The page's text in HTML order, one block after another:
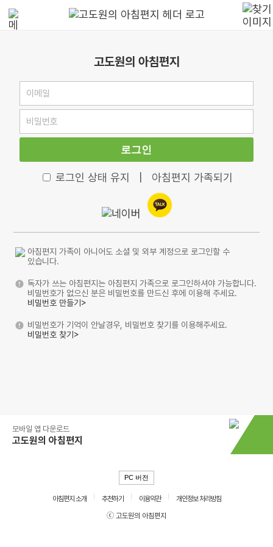
고도원의 아침편지
로그인
로그인 상태 유지 아침편지 가족되기
아침편지 가족이 아니어도 소셜 및 외부 계정으로 로그인할 수
있습니다.
독자가 쓰는 아침편지는 아침편지 가족으로 로그인하셔야 가능합니다.
비밀번호가 없으신 분은 비밀번호를 만드신 후에 이용해 주세요.
비밀번호 만들기>
비밀번호가 기억이 안날경우, 비밀번호 찾기를 이용해주세요.
비밀번호 찾기>
모바일 앱 다운로드
고도원의 아침편지
PC 버전
아침편지 소개 추천하기 이용약관
개인정보 처리방침
ⓒ 고도원의 아침편지